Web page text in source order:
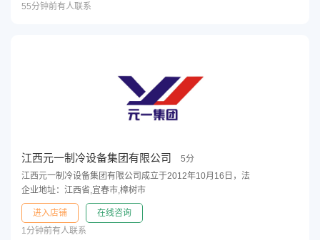
55分钟前有人联系
江西元一制冷设备集团有限公司
5分
江西元一制冷设备集团有限公司成立于2012年10月16日，法
企业地址：江西省,宜春市,樟树市
进入店铺
在线咨询
1分钟前有人联系